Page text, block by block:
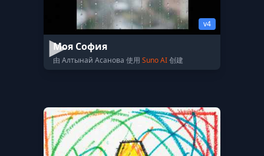
v4
Моя София
由 Алтынай Асанова 使用 Suno AI创建